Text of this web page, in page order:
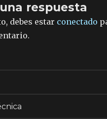
respuesta
debes estar conectado